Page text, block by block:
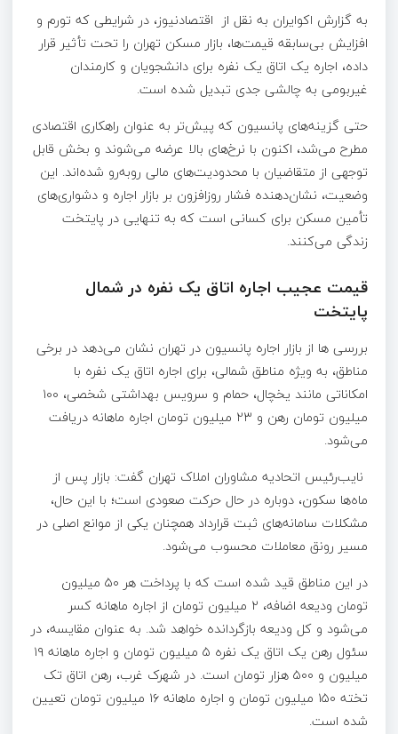
به گزارش اکوایران به نقل از اقتصادنیوز، در شرایطی که تورم و
افزایش بی‌سابقه قیمت‌ها، بازار مسکن تهران را تحت تأثیر قرار
داده، اجاره یک اتاق یک نفره برای دانشجویان و کارمندان
غیربومی به چالشی جدی تبدیل شده است.
حتی گزینه‌های پانسیون که پیش‌تر به عنوان راهکاری اقتصادی
مطرح می‌شد، اکنون با نرخ‌های بالا عرضه می‌شوند و بخش قابل
توجهی از متقاضیان با محدودیت‌های مالی روبه‌رو شده‌اند. این
وضعیت، نشان‌دهنده فشار روزافزون بر بازار اجاره و دشواری‌های
تأمین مسکن برای کسانی است که به تنهایی در پایتخت
زندگی می‌کنند.
قیمت عجیب اجاره اتاق یک نفره در شمال
پایتخت
بررسی ها از بازار اجاره پانسیون در تهران نشان می‌دهد در برخی
مناطق، به ویژه مناطق شمالی، برای اجاره اتاق یک نفره با
امکاناتی مانند یخچال، حمام و سرویس بهداشتی شخصی، ۱۰۰
میلیون تومان رهن و ۲۳ میلیون تومان اجاره ماهانه دریافت
می‌شود.
نایب‌رئیس اتحادیه مشاوران املاک تهران گفت: بازار پس از
ماه‌ها سکون، دوباره در حال حرکت صعودی است؛ با این حال،
مشکلات سامانه‌های ثبت قرارداد همچنان یکی از موانع اصلی در
مسیر رونق معاملات محسوب می‌شود.
در این مناطق قید شده است که با پرداخت هر ۵۰ میلیون
تومان ودیعه اضافه، ۲ میلیون تومان از اجاره ماهانه کسر
می‌شود و کل ودیعه بازگردانده خواهد شد. به عنوان مقایسه، در
سئول رهن یک اتاق یک نفره ۵ میلیون تومان و اجاره ماهانه ۱۹
میلیون و ۵۰۰ هزار تومان است. در شهرک غرب، رهن اتاق تک
تخته ۱۵۰ میلیون تومان و اجاره ماهانه ۱۶ میلیون تومان تعیین
شده است.